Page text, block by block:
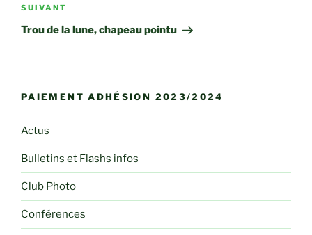
Article
suivant
SUIVANT
Trou de la lune, chapeau pointu
PAIEMENT ADHÉSION 2023/2024
Actus
Bulletins et Flashs infos
Club Photo
Conférences